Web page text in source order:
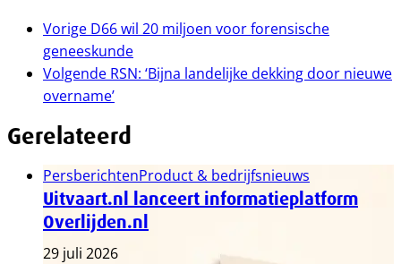
Vorige D66 wil 20 miljoen voor forensische
geneeskunde
Volgende RSN: ‘Bijna landelijke dekking door nieuwe
overname’
Gerelateerd
PersberichtenProduct & bedrijfsnieuws
Uitvaart.nl lanceert informatieplatform
Overlijden.nl
29 juli 2026